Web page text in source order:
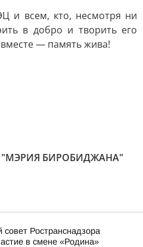
и всем, кто, несмотря ни
в добро и творить его
— память жива!
"МЭРИЯ БИРОБИДЖАНА"
Ространснадзора
в смене «Родина»